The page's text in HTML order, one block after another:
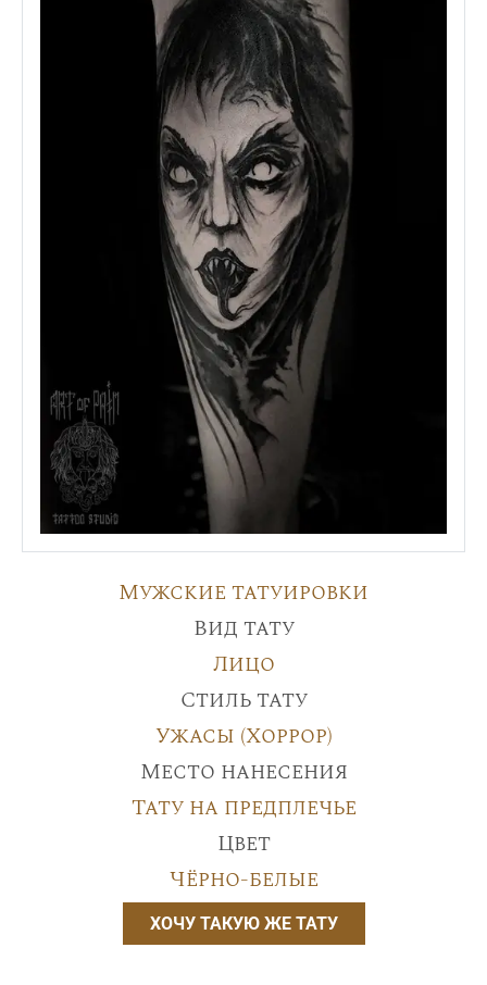
Мужские татуировки
Вид тату
Лицо
Стиль тату
Ужасы (Хоррор)
Место нанесения
Тату на предплечье
Цвет
Чёрно-белые
ХОЧУ ТАКУЮ ЖЕ ТАТУ